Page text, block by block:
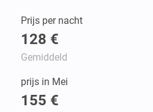
Prijs per nacht
128 €
Gemiddeld
prijs in Mei
155 €